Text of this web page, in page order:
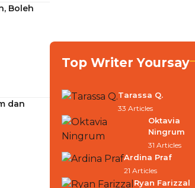
Boleh
dan
Top Writer Yoursay
Tarassa Q.
33 Articles
Oktavia
Ningrum
31 Articles
Ardina Praf
21 Articles
Ryan Farizzal